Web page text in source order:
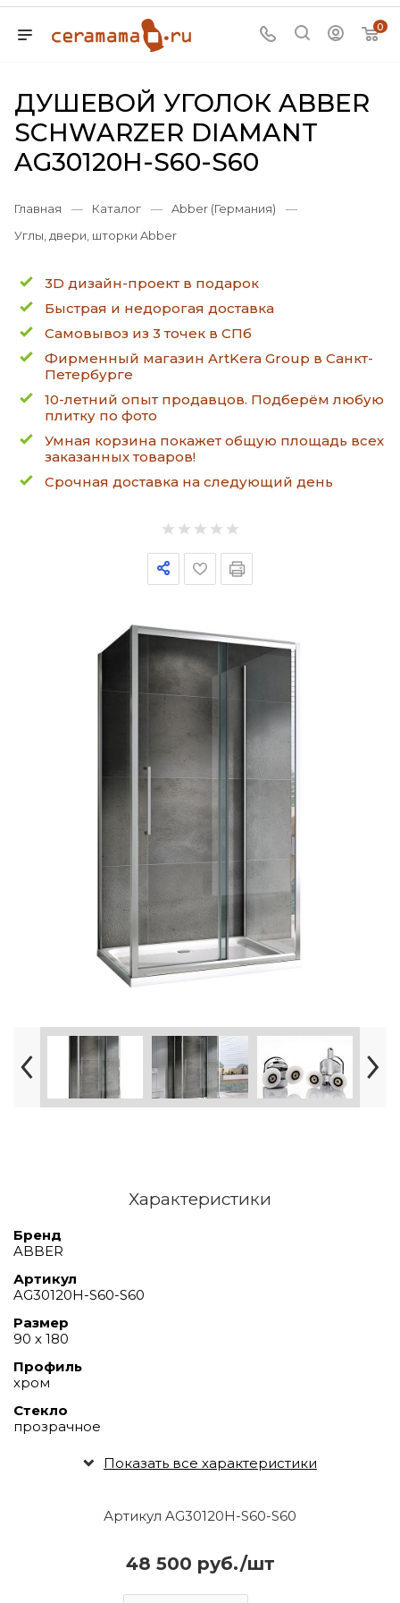
0
ДУШЕВОЙ УГОЛОК ABBER
SCHWARZER DIAMANT
AG30120H-S60-S60
Главная — Каталог — Abber (Германия)
—
Углы, двери, шторки Abber
3D дизайн-проект в подарок
Быстрая и недорогая доставка
Самовывоз из 3 точек в СПб
Фирменный магазин ArtKera Group в Санкт-
Петербурге
10-летний опыт продавцов. Подберём любую
плитку по фото
Умная корзина покажет общую площадь всех
заказанных товаров!
Срочная доставка на следующий день
Артикул AG30120H-S60-S60
48 500 руб./шт
Характеристики
Бренд
ABBER
Артикул
AG30120H-S60-S60
Размер
90 х 180
Профиль
хром
Стекло
прозрачное
Показать все характеристики